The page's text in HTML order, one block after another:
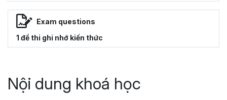
Exam questions
1 đề thi ghi nhớ kiến thức
Nội dung khoá học